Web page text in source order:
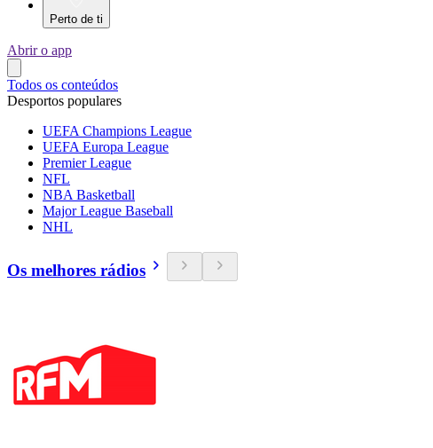
Perto de ti
Abrir o app
Todos os conteúdos
Desportos populares
UEFA Champions League
UEFA Europa League
Premier League
NFL
NBA Basketball
Major League Baseball
NHL
Os melhores rádios